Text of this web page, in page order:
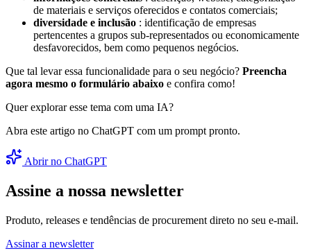
de materiais e serviços oferecidos e contatos comerciais;
diversidade e inclusão : identificação de empresas
pertencentes a grupos sub-representados ou economicamente
desfavorecidos, bem como pequenos negócios.
Que tal levar essa funcionalidade para o seu negócio? Preencha
agora mesmo o formulário abaixo e confira como!
Quer explorar esse tema com uma IA?
Abra este artigo no ChatGPT com um prompt pronto.
Abrir no ChatGPT
Assine a nossa newsletter
Produto, releases e tendências de procurement direto no seu e-mail.
Assinar a newsletter